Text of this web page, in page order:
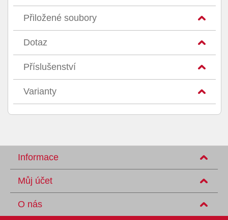
Přiložené soubory
Dotaz
Příslušenství
Varianty
Informace
Můj účet
O nás